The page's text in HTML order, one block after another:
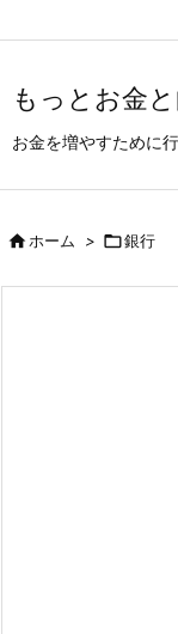
もっとお金
お金を増やすために
ホーム > 銀行